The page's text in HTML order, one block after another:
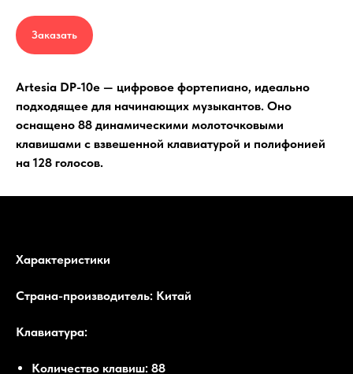
Заказать
Artesia DP-10e — цифровое фортепиано, идеально
подходящее для начинающих музыкантов. Оно
оснащено 88 динамическими молоточковыми
клавишами с взвешенной клавиатурой и полифонией
на 128 голосов.
Характеристики
Страна-производитель: Китай
Клавиатура:
Количество клавиш: 88